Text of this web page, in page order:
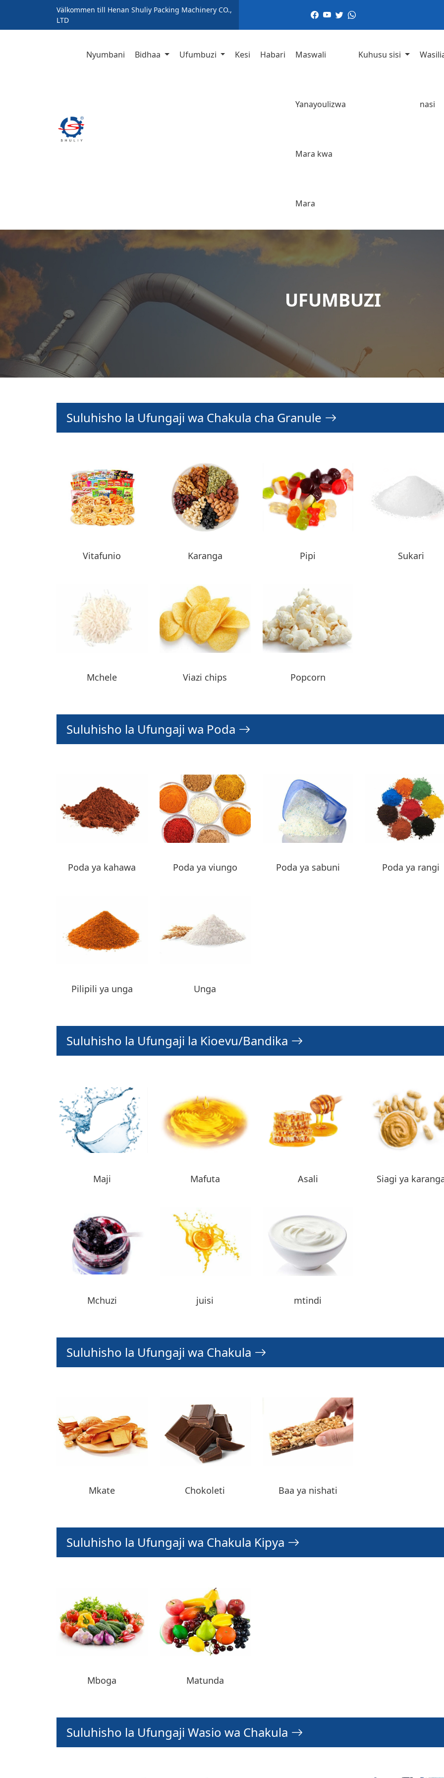
Välkommen till Henan Shuliy Packing Machinery CO.,
LTD
Nyumbani Bidhaa Ufumbuzi Kesi Habari Maswali
Yanayoulizwa
Mara kwa
Mara
Kuhusu sisi
nasi
UFUMBUZI
Suluhisho la Ufungaji wa Chakula cha Granule
Vitafunio Karanga Pipi Sukari
Mchele Viazi chips Popcorn
Suluhisho la Ufungaji wa Poda
Poda ya kahawa Poda ya viungo Poda ya sabuni Poda ya rangi
Pilipili ya unga Unga
Suluhisho la Ufungaji la Kioevu/Bandika
Maji Mafuta Asali Siagi ya
Mchuzi juisi mtindi
Suluhisho la Ufungaji wa Chakula
Mkate Chokoleti Baa ya nishati
Suluhisho la Ufungaji wa Chakula Kipya
Mboga Matunda
Suluhisho la Ufungaji Wasio wa Chakula